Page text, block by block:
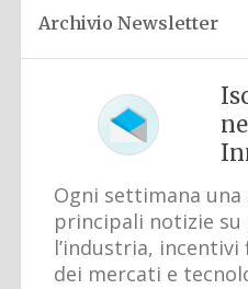
Archivio Newsletter
Ogni settimana una
principali notizie
l’industria,
dei mercati e